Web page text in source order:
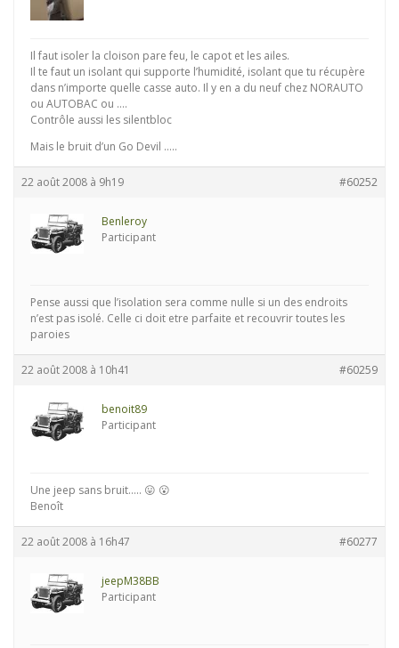
Il faut isoler la cloison pare feu, le capot et les ailes.
Il te faut un isolant qui supporte l’humidité, isolant que tu récupère
dans n’importe quelle casse auto. Il y en a du neuf chez NORAUTO
ou AUTOBAC ou ….
Contrôle aussi les silentbloc
Mais le bruit d’un Go Devil …..
22 août 2008 à 9h19 #60252
Benleroy
Participant
Pense aussi que l’isolation sera comme nulle si un des endroits
n’est pas isolé. Celle ci doit etre parfaite et recouvrir toutes les
paroies
22 août 2008 à 10h41 #60259
benoit89
Participant
Une jeep sans bruit….. 😛 😮
Benoît
22 août 2008 à 16h47 #60277
jeepM38BB
Participant